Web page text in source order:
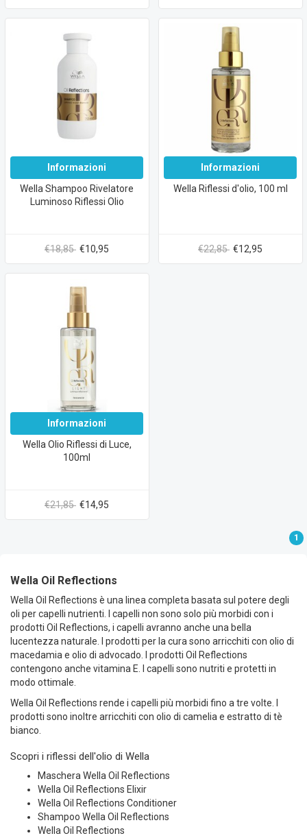
Informazioni
Wella Shampoo Rivelatore
Luminoso Riflessi Olio
€18,85 €10,95
Informazioni
Wella Riflessi d'olio, 100 ml
€22,85 €12,95
Informazioni
Wella Olio Riflessi di Luce,
100ml
€21,85 €14,95
1
Wella Oil Reflections
Wella Oil Reflections è una linea completa basata sul potere degli
oli per capelli nutrienti. I capelli non sono solo più morbidi con i
prodotti Oil Reflections, i capelli avranno anche una bella
lucentezza naturale. I prodotti per la cura sono arricchiti con olio di
macedamia e olio di advocado. I prodotti Oil Reflections
contengono anche vitamina E. I capelli sono nutriti e protetti in
modo ottimale.
Wella Oil Reflections rende i capelli più morbidi fino a tre volte. I
prodotti sono inoltre arricchiti con olio di camelia e estratto di tè
bianco.
Scopri i riflessi dell'olio di Wella
Maschera Wella Oil Reflections
Wella Oil Reflections Elixir
Wella Oil Reflections Conditioner
Shampoo Wella Oil Reflections
Wella Oil Reflections